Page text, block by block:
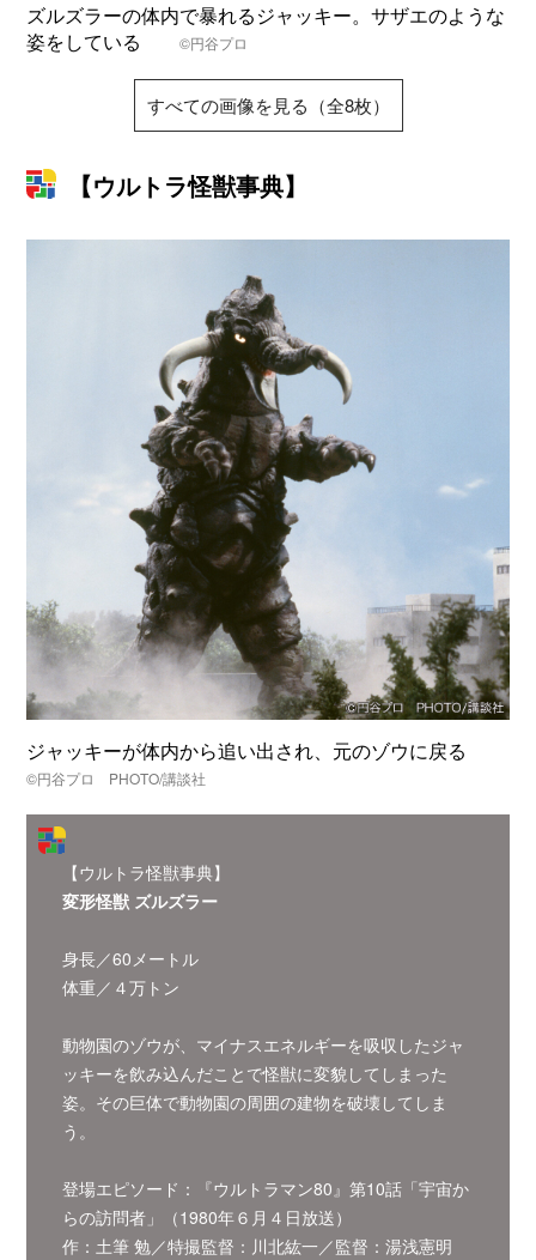
ズルズラーの体内で暴れるジャッキー。サザエのような
姿をしている©円谷プロ
すべての画像を見る（全8枚）
【ウルトラ怪獣事典】
ジャッキーが体内から追い出され、元のゾウに戻る
©円谷プロ PHOTO/講談社
【ウルトラ怪獣事典】
変形怪獣 ズルズラー
身長／60メートル
体重／４万トン
動物園のゾウが、マイナスエネルギーを吸収したジャ
ッキーを飲み込んだことで怪獣に変貌してしまった
姿。その巨体で動物園の周囲の建物を破壊してしま
う。
登場エピソード：『ウルトラマン80』第10話「宇宙か
らの訪問者」（1980年６月４日放送）
作：土筆 勉／特撮監督：川北紘一／監督：湯浅憲明